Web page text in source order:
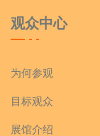
观众中心
为何参观
目标观众
展馆介绍